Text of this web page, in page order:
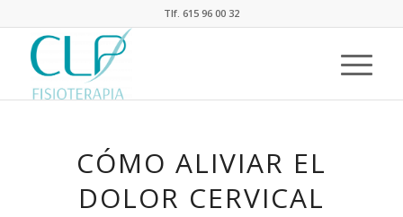
Tlf. 615 96 00 32
CÓMO ALIVIAR EL
DOLOR CERVICAL